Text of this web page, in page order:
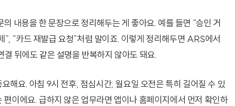
내용을 한 문장으로 정리해두는 게 좋아요. 예를 들면 “승인 거
”, “카드 재발급 요청”처럼 말이죠. 이렇게 정리해두면 ARS에서
뒤에도 같은 설명을 반복하지 않아도 돼요.
해요. 아침 9시 전후, 점심시간, 월요일 오전은 특히 길어질 수 있
이에요. 급하지 않은 업무라면 앱이나 홈페이지에서 먼저 확인하